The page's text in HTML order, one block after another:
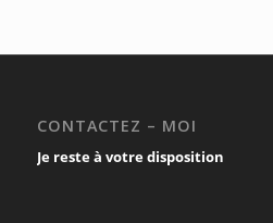
CONTACTEZ – MOI
Je reste à votre disposition